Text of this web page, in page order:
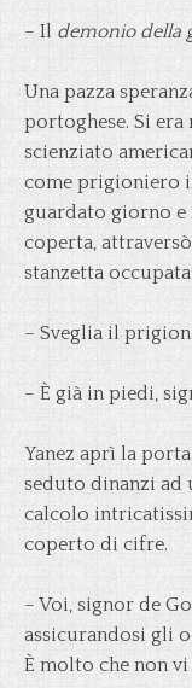
– Il demonio della
Una pazza
portoghese. Si
scienziato
come prigioniero
guardato giorno e
coperta,
stanzetta
– Sveglia il
– È già in piedi,
Yanez aprì la porta
seduto dinanzi ad
calcolo
coperto di cifre.
– Voi, signor de
assicurandosi gli
È molto che non